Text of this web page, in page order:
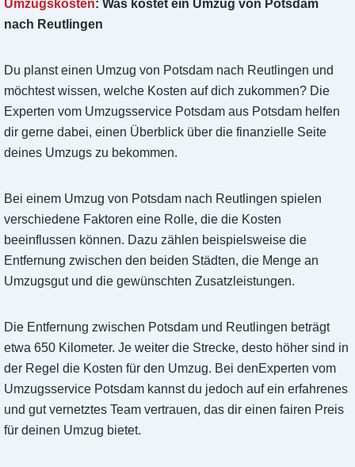
Umzugskosten: Was kostet ein Umzug von Potsdam
nach Reutlingen
Du planst einen Umzug von Potsdam nach Reutlingen und
möchtest wissen, welche Kosten auf dich zukommen? Die
Experten vom Umzugsservice Potsdam aus Potsdam helfen
dir gerne dabei, einen Überblick über die finanzielle Seite
deines Umzugs zu bekommen.
Bei einem Umzug von Potsdam nach Reutlingen spielen
verschiedene Faktoren eine Rolle, die die Kosten
beeinflussen können. Dazu zählen beispielsweise die
Entfernung zwischen den beiden Städten, die Menge an
Umzugsgut und die gewünschten Zusatzleistungen.
Die Entfernung zwischen Potsdam und Reutlingen beträgt
etwa 650 Kilometer. Je weiter die Strecke, desto höher sind in
der Regel die Kosten für den Umzug. Bei denExperten vom
Umzugsservice Potsdam kannst du jedoch auf ein erfahrenes
und gut vernetztes Team vertrauen, das dir einen fairen Preis
für deinen Umzug bietet.